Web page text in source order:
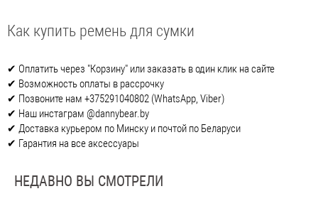
Как купить ремень для сумки
✔ Оплатить через "Корзину" или заказать в один клик на сайте
✔ Возможность оплаты в рассрочку
✔ Позвоните нам +375291040802 (WhatsApp, Viber)
✔ Наш инстаграм @dannybear.by
✔ Доставка курьером по Минску и почтой по Беларуси
✔ Гарантия на все аксессуары
НЕДАВНО ВЫ СМОТРЕЛИ